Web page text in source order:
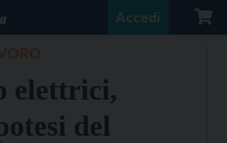
Accedi
elettrici,
del